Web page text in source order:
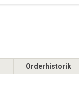
Orderhistorik